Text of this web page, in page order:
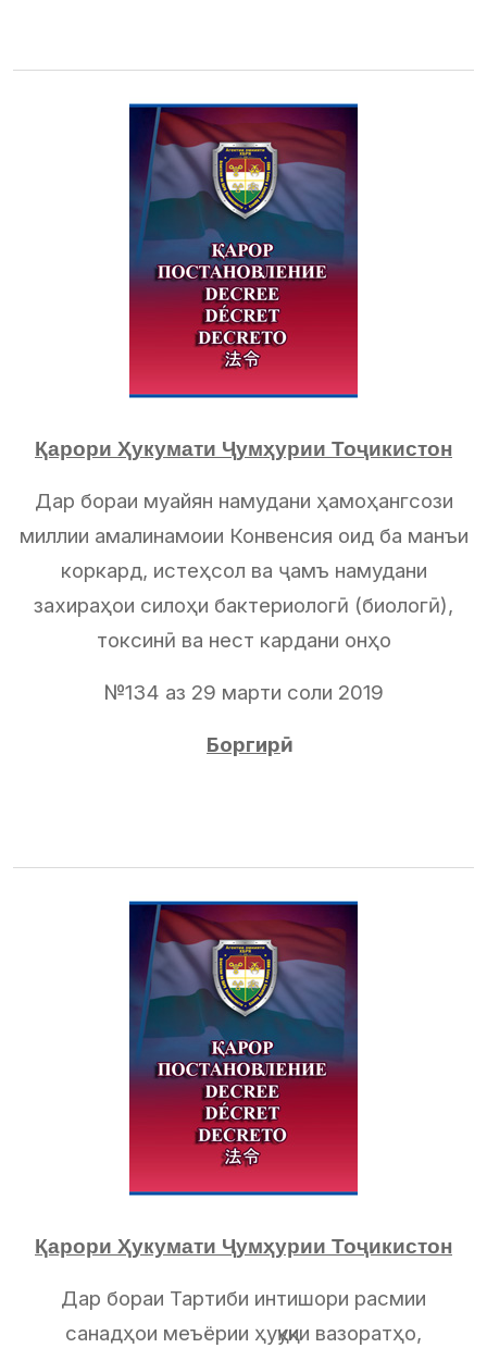
Қарори Ҳукумати Ҷумҳурии Тоҷикистон
Дар бораи муайян намудани ҳамоҳангсози
миллии амалинамоии Конвенсия оид ба манъи
коркард, истеҳсол ва ҷамъ намудани
захираҳои силоҳи бактериологӣ (биологӣ),
токсинӣ ва нест кардани онҳо
№134 аз 29 марти соли 2019
Боргирӣ
Қарори Ҳукумати Ҷумҳурии Тоҷикистон
Дар бораи Тартиби интишори расмии
санадҳои меъёрии ҳуқуқии вазоратҳо,